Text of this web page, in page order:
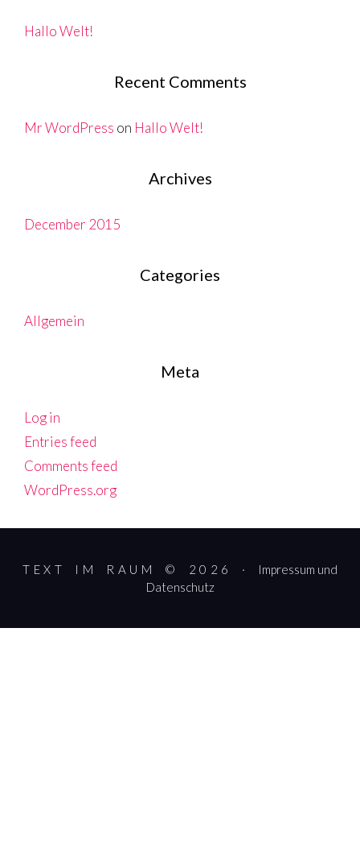
Hallo Welt!
Recent Comments
Mr WordPress on Hallo Welt!
Archives
December 2015
Categories
Allgemein
Meta
Log in
Entries feed
Comments feed
WordPress.org
TEXT IM RAUM © 2026 ·
Impressum und
Datenschutz